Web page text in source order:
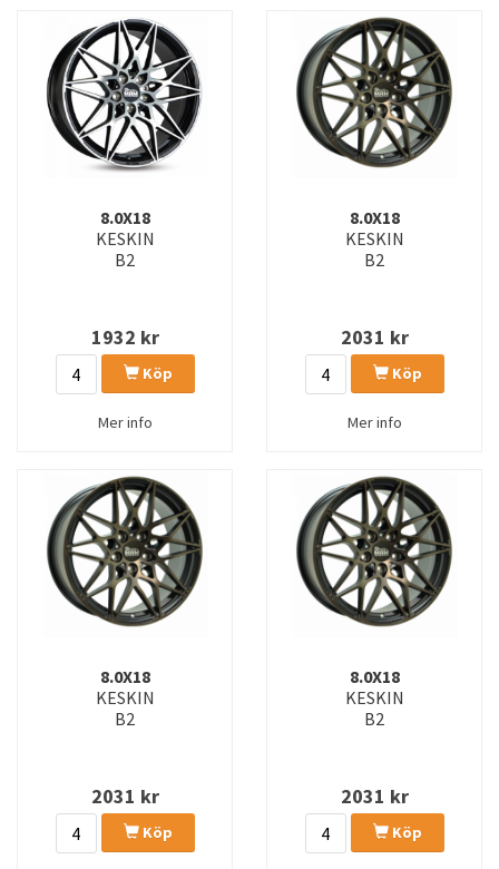
8.0X18
KESKIN
B2
1932 kr
Köp
Mer info
8.0X18
KESKIN
B2
2031 kr
Köp
Mer info
8.0X18
KESKIN
B2
2031 kr
Köp
8.0X18
KESKIN
B2
2031 kr
Köp